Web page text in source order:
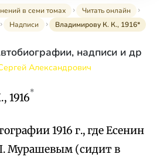
в семи томах
Читать онлайн
Надписи Владимирову К. К., 1916*
надписи и др
Александрович
1916*
1916 г., где Есенин
Мурашевым (сидит в